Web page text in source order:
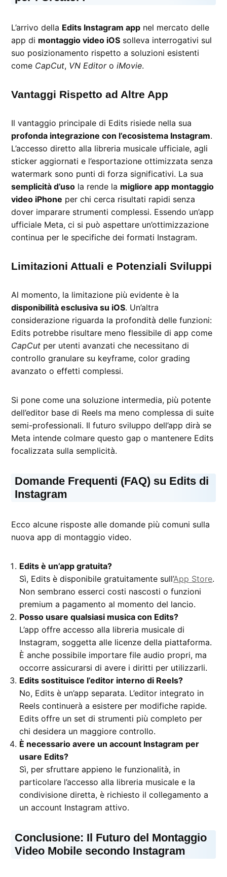
L’arrivo della Edits Instagram app nel mercato delle
app di montaggio video iOS solleva interrogativi sul
suo posizionamento rispetto a soluzioni esistenti
come CapCut, VN EditoroiMovie.
Vantaggi Rispetto ad Altre App
Il vantaggio principale di Edits risiede nella sua
profonda integrazione con l’ecosistema Instagram.
L’accesso diretto alla libreria musicale ufficiale, agli
sticker aggiornati e l’esportazione ottimizzata senza
watermark sono punti di forza significativi. La sua
semplicità d’uso la rende la migliore app montaggio
video iPhone per chi cerca risultati rapidi senza
dover imparare strumenti complessi. Essendo un’app
ufficiale Meta, ci si può aspettare un’ottimizzazione
continua per le specifiche dei formati Instagram.
Limitazioni Attuali e Potenziali Sviluppi
Al momento, la limitazione più evidente è la
disponibilità esclusiva su iOS. Un’altra
considerazione riguarda la profondità delle funzioni:
Edits potrebbe risultare meno flessibile di app come
CapCut per utenti avanzati che necessitano di
controllo granulare su keyframe, color grading
avanzato o effetti complessi.
Si pone come una soluzione intermedia, più potente
dell’editor base di Reels ma meno complessa di suite
semi-professionali. Il futuro sviluppo dell’app dirà se
Meta intende colmare questo gap o mantenere Edits
focalizzata sulla semplicità.
Domande Frequenti (FAQ) su Edits di
Instagram
Ecco alcune risposte alle domande più comuni sulla
nuova app di montaggio video.
Edits è un’app gratuita?
Sì, Edits è disponibile gratuitamente sull’App Store.
Non sembrano esserci costi nascosti o funzioni
premium a pagamento al momento del lancio.
Posso usare qualsiasi musica con Edits?
L’app offre accesso alla libreria musicale di
Instagram, soggetta alle licenze della piattaforma.
È anche possibile importare file audio propri, ma
occorre assicurarsi di avere i diritti per utilizzarli.
Edits sostituisce l’editor interno di Reels?
No, Edits è un’app separata. L’editor integrato in
Reels continuerà a esistere per modifiche rapide.
Edits offre un set di strumenti più completo per
chi desidera un maggiore controllo.
È necessario avere un account Instagram per
usare Edits?
Sì, per sfruttare appieno le funzionalità, in
particolare l’accesso alla libreria musicale e la
condivisione diretta, è richiesto il collegamento a
un account Instagram attivo.
Conclusione: Il Futuro del Montaggio
Video Mobile secondo Instagram